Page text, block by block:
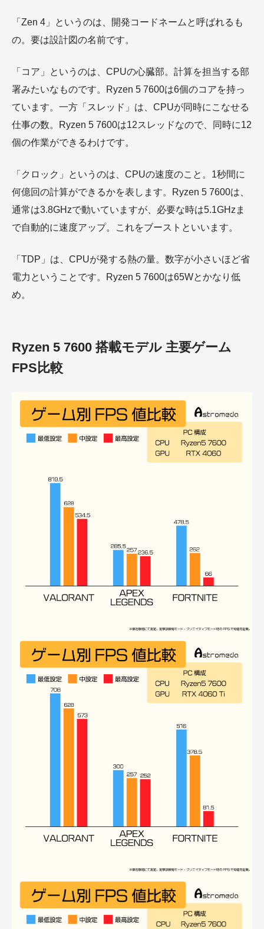
「Zen 4」というのは、開発コードネームと呼ばれるも
の。要は設計図の名前です。
「コア」というのは、CPUの心臓部。計算を担当する部
署みたいなものです。Ryzen 5 7600は6個のコアを持っ
ています。一方「スレッド」は、CPUが同時にこなせる
仕事の数。Ryzen 5 7600は12スレッドなので、同時に12
個の作業ができるわけです。
「クロック」というのは、CPUの速度のこと。1秒間に
何億回の計算ができるかを表します。Ryzen 5 7600は、
通常は3.8GHzで動いていますが、必要な時は5.1GHzま
で自動的に速度アップ。これをブーストといいます。
「TDP」は、CPUが発する熱の量。数字が小さいほど省
電力ということです。Ryzen 5 7600は65Wとかなり低
め。
Ryzen 5 7600 搭載モデル 主要ゲーム
FPS比較